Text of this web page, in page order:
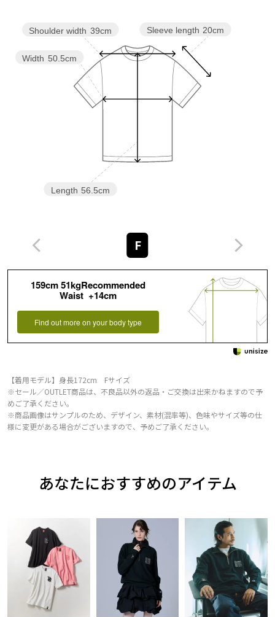
Sleeve length 20cm
Length 56.5cm
Width 50.5cm
Shoulder width 39cm
F
159cm 51kgRecommended
Waist +14cm
Find out more on your body type
【着用モデル】身長172cm Fサイズ
※セール／OUTLET商品は、不良品以外の返品・ご交換は出来かねますので予
めご了承ください。
※商品画像はサンプルのため、デザイン、素材(混率等)、色味やサイズ等の仕
様に変更がある場合がございますので、予めご了承ください。
あなたにおすすめのアイテム